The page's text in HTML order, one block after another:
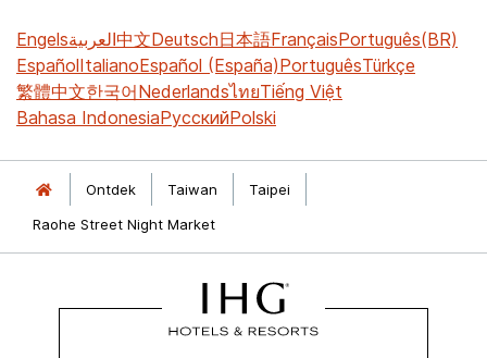
Engelsالعربية中文Deutsch日本語FrançaisPortuguês(BR)
EspañolItalianoEspañol (España)PortuguêsTürkçe
繁體中文한국어NederlandsไทยTiếng Việt
Bahasa IndonesiaРусскийPolski
Ontdek Taiwan
Taipei
Raohe Street Night Market